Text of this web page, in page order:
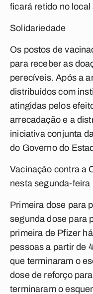
ficará retido no
Solidariedade
Os postos de
para receber as
perecíveis. Após a
distribuídos com
atingidas pelos
arrecadação e a
iniciativa conjunta
do Governo do
Vacinação contra a
nesta segunda-feira
Primeira dose para
segunda dose para
primeira de Pfizer
pessoas a partir de
que terminaram o
dose de reforço
terminaram o